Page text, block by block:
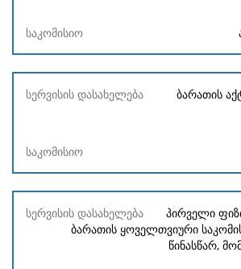
ბარათის
პირველი
ბარათის ყოველთვიური
წინასწარ,